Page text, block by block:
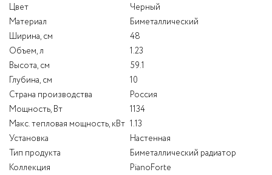
Цвет
Черный
Материал
Биметаллический
Ширина, см
48
Объем, л
1.23
Высота, см
59.1
Глубина, см
10
Страна производства
Россия
Мощность, Вт
1134
Макс. тепловая мощность, кВт 1.13
Установка
Настенная
Тип продукта
Биметаллический радиатор
Коллекция
PianoForte